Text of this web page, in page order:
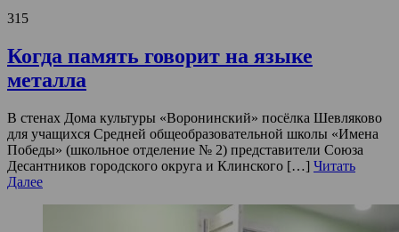
315
Когда память говорит на языке
металла
В стенах Дома культуры «Воронинский» посёлка Шевляково
для учащихся Средней общеобразовательной школы «Имена
Победы» (школьное отделение № 2) представители Союза
Десантников городского округа и Клинского […] Читать
Далее